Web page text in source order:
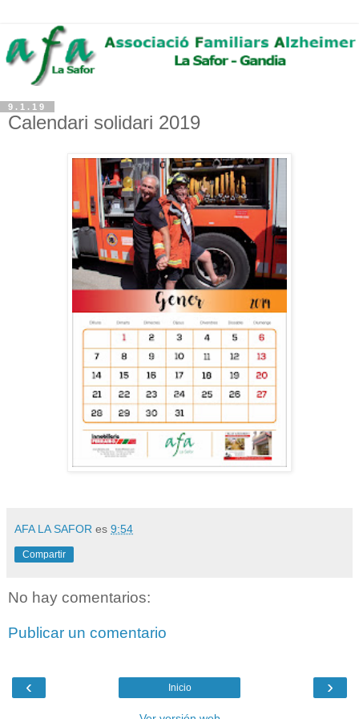
9.1.19
Calendari solidari 2019
AFA LA SAFOR es 9:54
Compartir
No hay comentarios:
Publicar un comentario
‹ ›
Inicio